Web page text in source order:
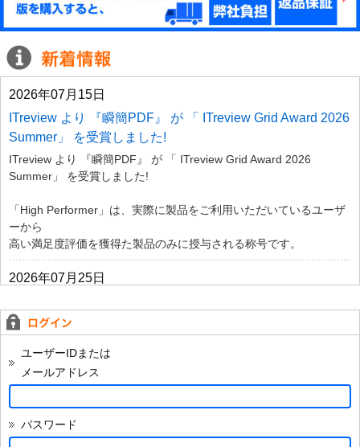
2026年07月15日
ITreview より 『瞬簡PDF』 が 「 ITreview Grid Award 2026
Summer」 を受賞しました!
ITreview より 『瞬簡PDF』 が 「 ITreview Grid Award 2026
Summer」 を受賞しました!
「High Performer」は、実際に製品をご利用いただいているユーザ
ーから
高い満足度評価を獲得た製品のみに授与される称号です。
2026年07月25日
昨今の人手不足等による宅配送料・原材料の値上げをはじめ、コス
お買い上げの合計が6,000円(税抜)未満の場合、お客様に600円(税
抜)の発送手数料のご負担をお願いいたします。
代引き手数料は、今まで通り弊社負担とさせていただきます。
2025年12月05日
ユーザーIDまたは
メールアドレス
パスワード